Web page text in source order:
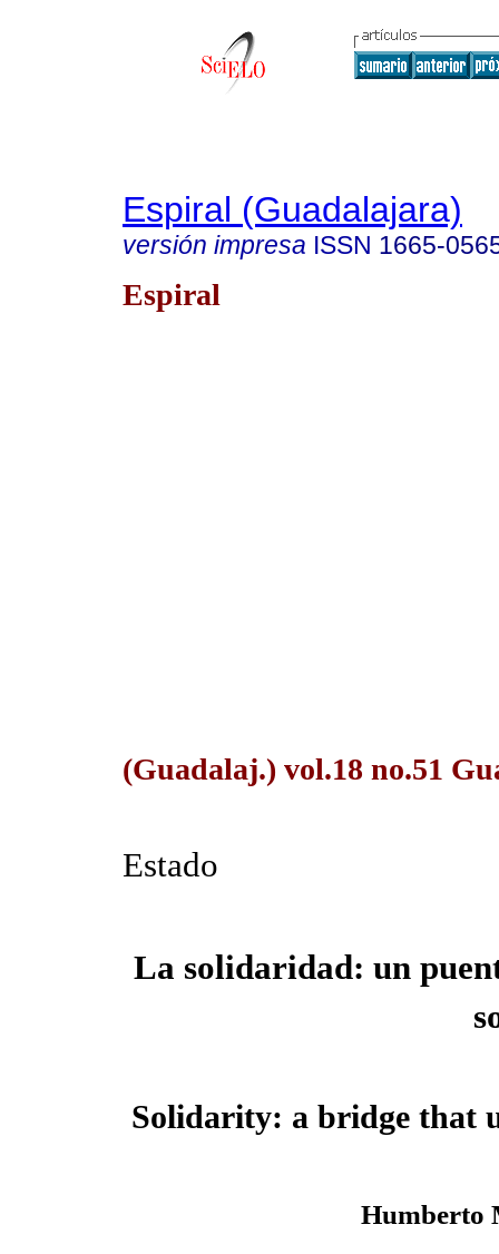
Espiral (Guadalajara)
versión impresa ISSN 1665-
Espiral
(Guadalaj.) vol.18 no.51
Estado
La solidaridad: un
Solidarity: a bridge that
Humberto